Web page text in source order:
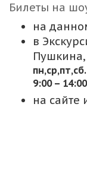
Билеты на
на
в
Пушкина,
9:00 – 14:00
на сайте